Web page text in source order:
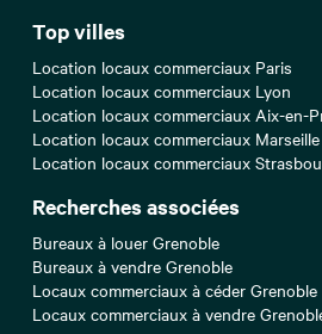
Top villes
Location locaux commerciaux Paris
Location locaux commerciaux Lyon
Location locaux commerciaux Aix-en-
Location locaux commerciaux Marseille
Location locaux commerciaux
Recherches associées
Bureaux à louer Grenoble
Bureaux à vendre Grenoble
Locaux commerciaux à céder Grenoble
Locaux commerciaux à vendre